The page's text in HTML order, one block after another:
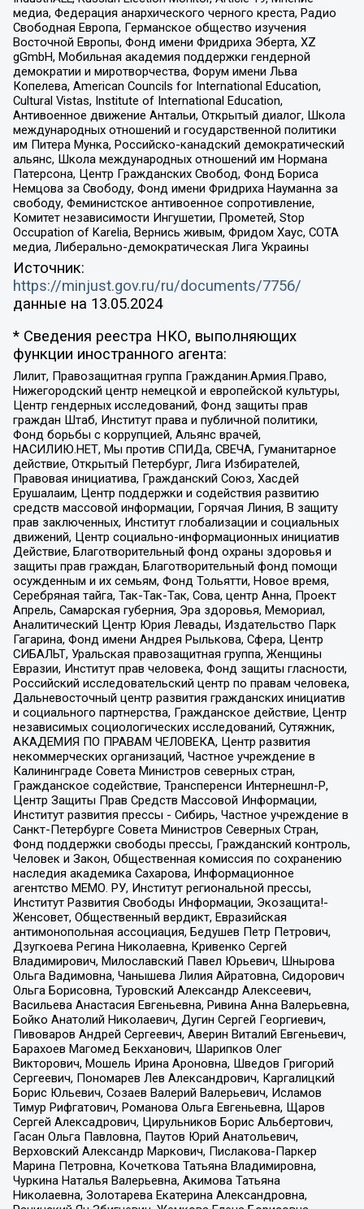
медиа, Федерация анархического черного креста, Радио
Свободная Европа, Германское общество изучения
Восточной Европы, Фонд имени Фридриха Эберта, XZ
gGmbH, Мобильная академия поддержки гендерной
демократии и миротворчества, Форум имени Льва
Копелева, American Councils for International Education,
Cultural Vistas, Institute of International Education,
Антивоенное движение Антальи, Открытый диалог, Школа
международных отношений и государственной политики
им Питера Мунка, Российско-канадский демократический
альянс, Школа международных отношений им Нормана
Патерсона, Центр Гражданских Свобод, Фонд Бориса
Немцова за Свободу, Фонд имени Фридриха Науманна за
свободу, Феминистское антивоенное сопротивление,
Комитет независимости Ингушетии, Прометей, Stop
Occupation of Karelia, Вернись живым, Фридом Хаус, СОТА
медиа, Либерально-демократическая Лига Украины
Источник:
https://minjust.gov.ru/ru/documents/7756/
данные на 13.05.2024
* Сведения реестра НКО, выполняющих
функции иностранного агента:
Лилит, Правозащитная группа Гражданин.Армия.Право,
Нижегородский центр немецкой и европейской культуры,
Центр гендерных исследований, Фонд защиты прав
граждан Штаб, Институт права и публичной политики,
Фонд борьбы с коррупцией, Альянс врачей,
НАСИЛИЮ.НЕТ, Мы против СПИДа, СВЕЧА, Гуманитарное
действие, Открытый Петербург, Лига Избирателей,
Правовая инициатива, Гражданский Союз, Хасдей
Ерушалаим, Центр поддержки и содействия развитию
средств массовой информации, Горячая Линия, В защиту
прав заключенных, Институт глобализации и социальных
движений, Центр социально-информационных инициатив
Действие, Благотворительный фонд охраны здоровья и
защиты прав граждан, Благотворительный фонд помощи
осужденным и их семьям, Фонд Тольятти, Новое время,
Серебряная тайга, Так-Так-Так, Сова, центр Анна, Проект
Апрель, Самарская губерния, Эра здоровья, Мемориал,
Аналитический Центр Юрия Левады, Издательство Парк
Гагарина, Фонд имени Андрея Рылькова, Сфера, Центр
СИБАЛЬТ, Уральская правозащитная группа, Женщины
Евразии, Институт прав человека, Фонд защиты гласности,
Российский исследовательский центр по правам человека,
Дальневосточный центр развития гражданских инициатив
и социального партнерства, Гражданское действие, Центр
независимых социологических исследований, Сутяжник,
АКАДЕМИЯ ПО ПРАВАМ ЧЕЛОВЕКА, Центр развития
некоммерческих организаций, Частное учреждение в
Калининграде Совета Министров северных стран,
Гражданское содействие, Трансперенси Интернешнл-Р,
Центр Защиты Прав Средств Массовой Информации,
Институт развития прессы - Сибирь, Частное учреждение в
Санкт-Петербурге Совета Министров Северных Стран,
Фонд поддержки свободы прессы, Гражданский контроль,
Человек и Закон, Общественная комиссия по сохранению
наследия академика Сахарова, Информационное
агентство МЕМО. РУ, Институт региональной прессы,
Институт Развития Свободы Информации, Экозащита!-
Женсовет, Общественный вердикт, Евразийская
антимонопольная ассоциация, Бедушев Петр Петрович,
Дзугкоева Регина Николаевна, Кривенко Сергей
Владимирович, Милославский Павел Юрьевич, Шнырова
Ольга Вадимовна, Чанышева Лилия Айратовна, Сидорович
Ольга Борисовна, Туровский Александр Алексеевич,
Васильева Анастасия Евгеньевна, Ривина Анна Валерьевна,
Бойко Анатолий Николаевич, Дугин Сергей Георгиевич,
Пивоваров Андрей Сергеевич, Аверин Виталий Евгеньевич,
Барахоев Магомед Бекханович, Шарипков Олег
Викторович, Мошель Ирина Ароновна, Шведов Григорий
Сергеевич, Пономарев Лев Александрович, Каргалицкий
Борис Юльевич, Созаев Валерий Валерьевич, Исламов
Тимур Рифгатович, Романова Ольга Евгеньевна, Щаров
Сергей Алексадрович, Цирульников Борис Альбертович,
Гасан Ольга Павловна, Паутов Юрий Анатольевич,
Верховский Александр Маркович, Пислакова-Паркер
Марина Петровна, Кочеткова Татьяна Владимировна,
Чуркина Наталья Валерьевна, Акимова Татьяна
Николаевна, Золотарева Екатерина Александровна,